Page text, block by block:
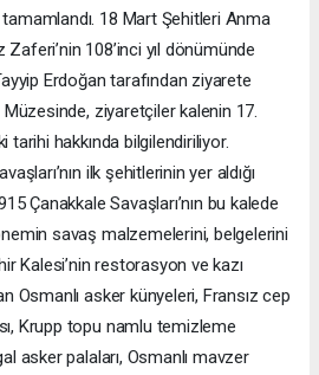
18 Mart Şehitleri Anma
108’inci yıl dönümünde
Erdoğan tarafından ziyarete
Müzesinde, ziyaretçiler kalenin 17.
tarihi hakkında bilgilendiriliyor.
ilk şehitlerinin yer aldığı
Çanakkale Savaşları’nın bu kalede
savaş malzemelerini, belgelerini
Kalesi’nin restorasyon ve kazı
Osmanlı asker künyeleri, Fransız cep
Krupp topu namlu temizleme
asker palaları, Osmanlı mavzer